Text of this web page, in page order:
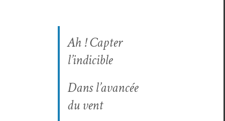
Ah ! Capter
l’indicible
Dans l’avancée
du vent